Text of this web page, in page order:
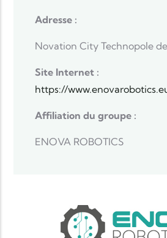
Adresse :
Novation City Technopole de
Site Internet :
https://
Affiliation du groupe :
ENOVA ROBOTICS